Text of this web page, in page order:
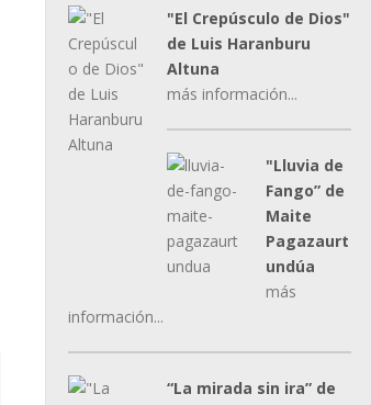
"El Crepúsculo de Dios"
de Luis Haranburu
Altuna
más información...
"Lluvia de
Fango” de
Maite
Pagazaurt
undúa
más
información...
“La mirada sin ira” de